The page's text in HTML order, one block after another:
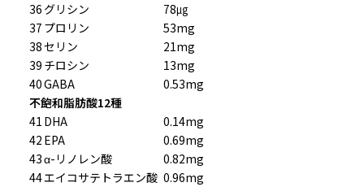
36 グリシン
78㎍
37 プロリン
53mg
38セリン
21mg
39 チロシン
13mg
40GABA
0.53mg
不飽和脂肪酸12種
41 DHA
0.14mg
42 EPA
0.69mg
43α-リノレン酸
0.82mg
44エイコサテトラエン酸 0.96mg